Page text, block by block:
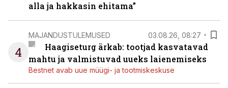
alla ja hakkasin ehitama”
4
MAJANDUSTULEMUSED 03.08.26, 08:27
Haagiseturg ärkab: tootjad kasvatavad
mahtu ja valmistuvad uueks laienemiseks
Bestnet avab uue müügi- ja tootmiskeskuse